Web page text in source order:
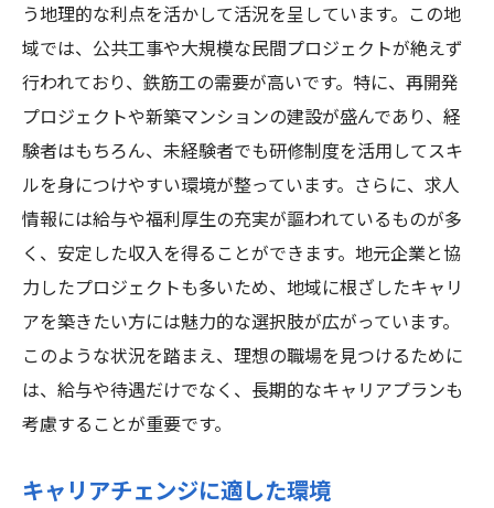
う地理的な利点を活かして活況を呈しています。この地
域では、公共工事や大規模な民間プロジェクトが絶えず
行われており、鉄筋工の需要が高いです。特に、再開発
プロジェクトや新築マンションの建設が盛んであり、経
験者はもちろん、未経験者でも研修制度を活用してスキ
ルを身につけやすい環境が整っています。さらに、求人
情報には給与や福利厚生の充実が謳われているものが多
く、安定した収入を得ることができます。地元企業と協
力したプロジェクトも多いため、地域に根ざしたキャリ
アを築きたい方には魅力的な選択肢が広がっています。
このような状況を踏まえ、理想の職場を見つけるために
は、給与や待遇だけでなく、長期的なキャリアプランも
考慮することが重要です。
キャリアチェンジに適した環境